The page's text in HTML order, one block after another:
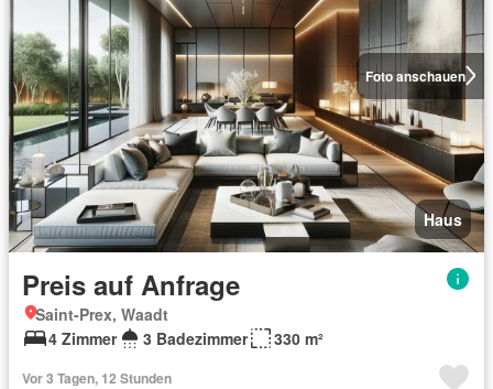
Foto anschauen
Haus
Preis auf Anfrage
Saint-Prex, Waadt
4 Zimmer
3 Badezimmer 330 m²
Vor 3 Tagen, 12 Stunden